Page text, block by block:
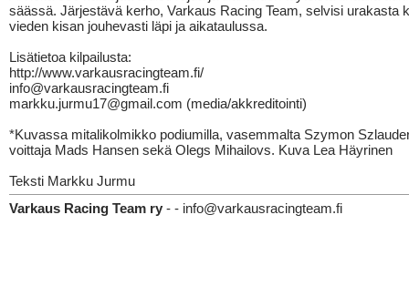
säässä. Järjestävä kerho, Varkaus Racing Team, selvisi urakasta
vieden kisan jouhevasti läpi ja aikataulussa.
Lisätietoa kilpailusta:
http://www.varkausracingteam.fi/
info@varkausracingteam.fi
markku.jurmu17@gmail.com (media/akkreditointi)
*Kuvassa mitalikolmikko podiumilla, vasemmalta Szymon
voittaja Mads Hansen sekä Olegs Mihailovs. Kuva Lea Häyrinen
Teksti Markku Jurmu
Varkaus Racing Team ry - - info@varkausracingteam.fi